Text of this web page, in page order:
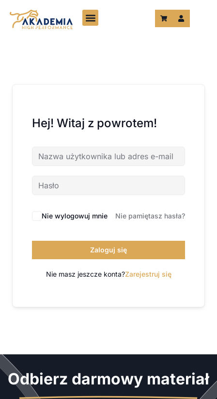
treści
Hej! Witaj z powrotem!
Nie wylogowuj mnie Nie pamiętasz hasła?
Zaloguj się
Nie masz jeszcze konta?Zarejestruj się
Odbierz darmowy materiał